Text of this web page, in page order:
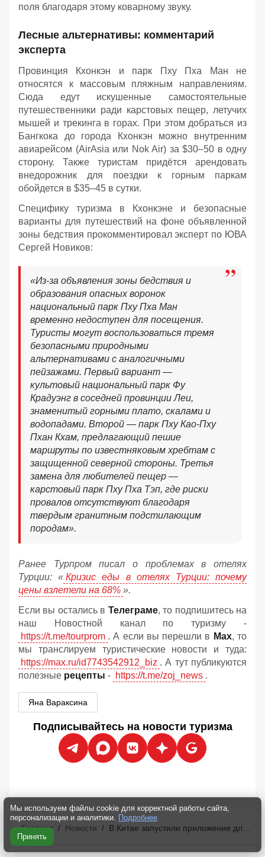
поля благодаря этому коварному звуку.
Лесные альтернативы: комментарий
эксперта
Провинция Кхонкэн и парк Пху Пха Ман не
относятся к массовым пляжным направлениям.
Сюда едут искушенные самостоятельные
путешественники ради карстовых пещер, летучих
мышей и трекинга в горах. При этом добраться из
Бангкока до города Кхонкэн можно внутренним
авиарейсом (AirAsia или Nok Air) за $30–50 в одну
сторону. Также туристам придётся арендовать
внедорожник для поездки к горным паркам
обойдется в $35–45 в сутки.
Специфику туризма в Кхонкэне и безопасные
варианты для путешествий на фоне объявленной
зоны бедствия прокомментировал эксперт по ЮВА
Сергей Новиков:
«Из-за объявления зоны бедствия и
образования опасных воронок
национальный парк Пху Пха Ман
временно недоступен для посещения.
Туристы могут воспользоваться тремя
безопасными природными
альтернативами с аналогичными
пейзажами. Первый вариант —
культовый национальный парк Фу
Крадуэнг в соседней провинции Леи,
знаменитый горными плато, скалами и
водопадами. Второй — парк Пху Као-Пху
Пхан Кхам, предлагающий пешие
маршруты по известняковым хребтам с
защищенной северной стороны. Третья
замена для любителей пещер —
карстовый парк Пху Пха Тэп, где риски
провалов отсутствуют благодаря
твердым гранитным подстилающим
породам».
Ранее Турпром писал о проблемах в отелях
Турции: « Кризис еды в отелях Турции: почему
цены взлетели на 68% ».
Если вы остались в Телеграме, то подпишитесь на
наш Новостной канал по туризму -
https://t.me/tourprom . А если вы перешли в Мах, то
мы транслируем туристические новости и туда:
https://max.ru/id7743542912_biz . А тут публикуются
полезные рецепты - https://t.me/zoj_news .
Яна Вараксина
Подписывайтесь на новости туризма
Главная / Новости /
Мы используем файлы cookie для корректной работы сайта,
персонализации и аналитики. Подробнее
Принять